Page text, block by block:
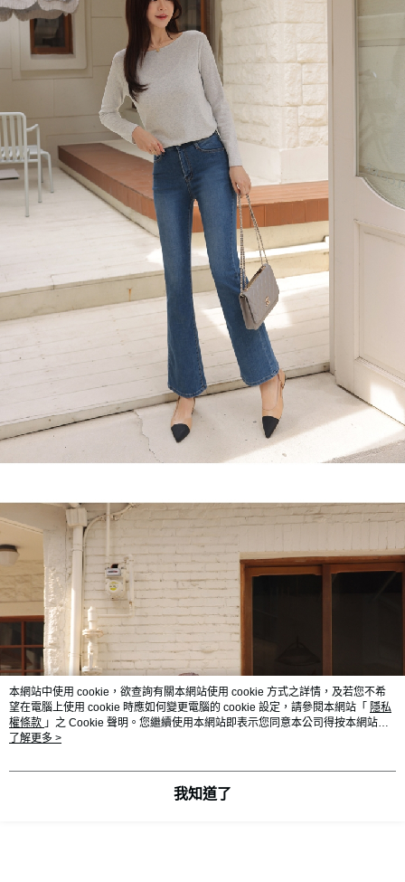
本網站中使用 cookie，欲查詢有關本網站使用 cookie 方式之詳情，及若您不希
望在電腦上使用 cookie 時應如何變更電腦的 cookie 設定，請參閱本網站「 隱私
權條款 」之 Cookie 聲明。您繼續使用本網站即表示您同意本公司得按本網站使
用條款之 Cookie 聲明使用 cookie。
了解更多 >
我知道了